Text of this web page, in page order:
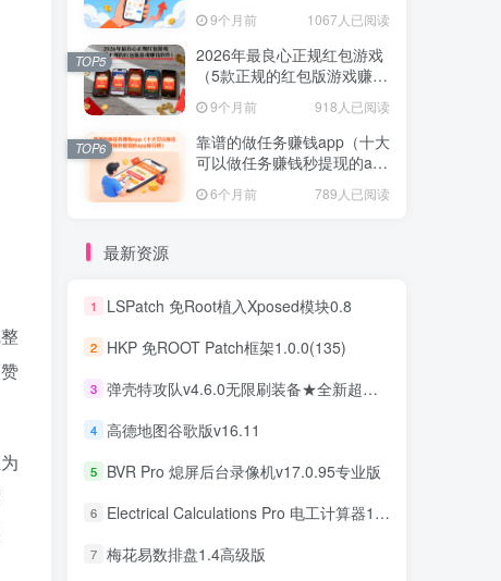
9个月前 1067人已阅读
2026年最良心正规红包游戏
（5款正规的红包版游戏赚钱
9个月前 918人已阅读
TOP5
靠谱的做任务赚钱app（十大
可以做任务赚钱秒提现的app
6个月前 789人已阅读
TOP6
最新资源
1 LSPatch 免Root植入Xposed模块0.8
2 HKP 免ROOT Patch框架1.0.0(135)
3 弹壳特攻队v4.6.0无限刷装备★全新超爽动作射击割草游戏
4 高德地图谷歌版v16.11
5 BVR Pro 熄屏后台录像机v17.0.95专业版
6 Electrical Calculations Pro 电工计算器11.0.5专业版
7 梅花易数排盘1.4高级版